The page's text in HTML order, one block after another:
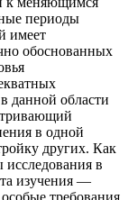
периоды
имеет
обоснованных
данной области
в одной
других. Как
исследования в
изучения —
требования